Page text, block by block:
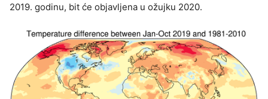
2019. godinu, bit će objavljena u ožujku 2020.